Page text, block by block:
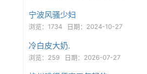
宁波风骚少妇
浏览：1734 日期：2024-10-27
冷白皮大奶.
浏览：259 日期：2026-07-27